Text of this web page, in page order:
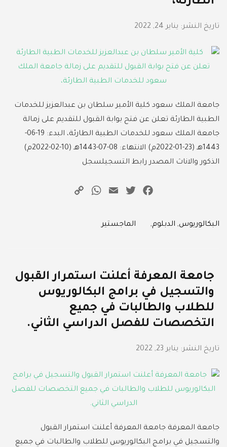
تاريخ النشر: يناير 24, 2022
جامعة الملك سعود كلية الأمير سلطان بن عبدالعزيز للخدمات
الطبية الطارئة تعلن عن فتح بوابة القبول للتقديم على زمالة
جامعة الملك سعود للخدمات الطبية الطارئة، البدء: 19-06-
1443هـ (23-01-2022م) الانتهاء: 08-07-1443هـ (10-02-2022م)
الذكور والاناث المصدر رابط التسجيلسجل
Facebook
Twitter
Email
WhatsApp
Categories
البكالوريوس, الدبلوم, الماجستير
جامعة المعرفة أعلنت استمرار⁩ القبول
والتسجيل في برامج البكالوريوس
للطلاب والطالبات في جميع
التخصصات للفصل الدراسي الثاني.
تاريخ النشر: يناير 23, 2022
جامعة المعرفة جامعة المعرفة أعلنت استمرار⁩ القبول
والتسجيل في برامج البكالوريوس للطلاب والطالبات في جميع